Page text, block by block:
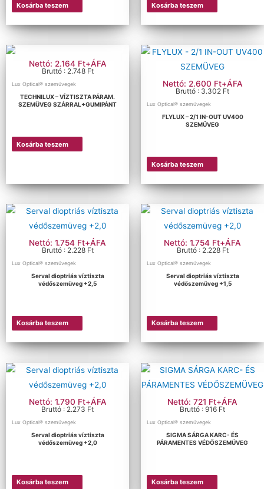
Kosárba teszem Kosárba teszem
Nettó: 2.164 Ft+ÁFA
Bruttó : 2.748 Ft
Lux Optical® szemüvegek
TECHNILUX – VÍZTISZTA PÁRAM.
SZEMÜVEG SZÁRRAL+GUMIPÁNT
Kosárba teszem
Nettó: 2.600 Ft+ÁFA
Bruttó : 3.302 Ft
Lux Optical® szemüvegek
FLYLUX – 2/1 IN-OUT UV400
SZEMÜVEG
Kosárba teszem
Nettó: 1.754 Ft+ÁFA
Bruttó : 2.228 Ft
Lux Optical® szemüvegek
Serval dioptriás víztiszta
védőszemüveg +2,5
Kosárba teszem
Nettó: 1.754 Ft+ÁFA
Bruttó : 2.228 Ft
Lux Optical® szemüvegek
Serval dioptriás víztiszta
védőszemüveg +1,5
Kosárba teszem
Nettó: 1.790 Ft+ÁFA
Bruttó : 2.273 Ft
Lux Optical® szemüvegek
Serval dioptriás víztiszta
védőszemüveg +2,0
Kosárba teszem
Nettó: 721 Ft+ÁFA
Bruttó : 916 Ft
Lux Optical® szemüvegek
SIGMA SÁRGA KARC- ÉS
PÁRAMENTES VÉDŐSZEMÜVEG
Kosárba teszem